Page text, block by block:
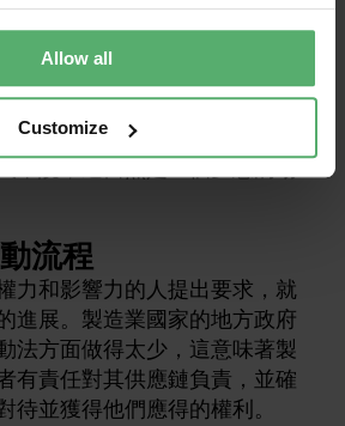
Allow all
Customize
供的功能和價值付費。這樣，
售盡可能多的產品有關。相
設備具有商業意義，這些設備
可以維修和升級，以便每個產
儘可能長的時間內租賃。對於
來說，這當然是一個夢想的場
流程
力和影響力的人提出要求，就
進展。製造業國家的地方政府
法方面做得太少，這意味著製
有責任對其供應鏈負責，並確
待並獲得他們應得的權利。